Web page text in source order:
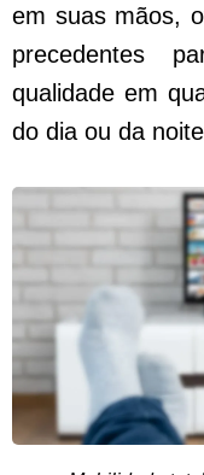
em suas mãos,
precedentes
qualidade em
do dia ou da